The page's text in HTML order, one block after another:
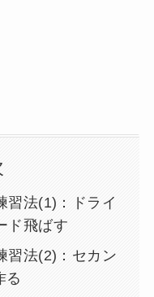
習法(1)：ドライ
ド飛ばす
習法(2)：セカン
る